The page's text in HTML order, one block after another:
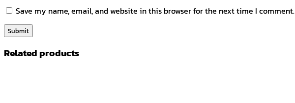
Save my name, email, and website in this browser for the next time I comment.
Related products